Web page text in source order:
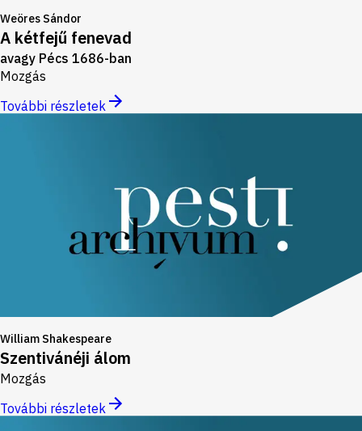
Weöres Sándor
A kétfejű fenevad
avagy Pécs 1686-ban
Mozgás
További részletek
William Shakespeare
Szentivánéji álom
Mozgás
További részletek